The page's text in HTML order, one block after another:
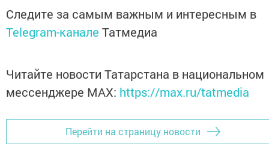
Следите за самым важным и интересным в
Telegram-канале Татмедиа
Читайте новости Татарстана в национальном
мессенджере MАХ: https://max.ru/tatmedia
Перейти на страницу новости